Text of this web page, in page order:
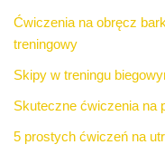
Ćwiczenia na obręcz
treningowy
Skipy w treningu
Skuteczne ćwiczenia na
5 prostych ćwiczeń na